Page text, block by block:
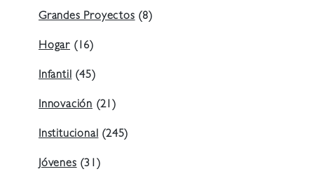
Grandes Proyectos(8)
Hogar (16)
Infantil(45)
Innovación (21)
Institucional(245)
Jóvenes(31)